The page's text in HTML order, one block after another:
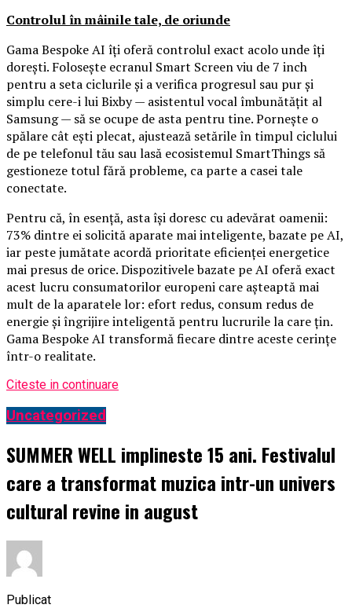
Controlul în mâinile tale, de oriunde
Gama Bespoke AI îți oferă controlul exact acolo unde îți
dorești. Folosește ecranul Smart Screen viu de 7 inch
pentru a seta ciclurile și a verifica progresul sau pur și
simplu cere-i lui Bixby — asistentul vocal îmbunătățit al
Samsung — să se ocupe de asta pentru tine. Pornește o
spălare cât ești plecat, ajustează setările în timpul ciclului
de pe telefonul tău sau lasă ecosistemul SmartThings să
gestioneze totul fără probleme, ca parte a casei tale
conectate.
Pentru că, în esență, asta își doresc cu adevărat oamenii:
73% dintre ei solicită aparate mai inteligente, bazate pe AI,
iar peste jumătate acordă prioritate eficienței energetice
mai presus de orice. Dispozitivele bazate pe AI oferă exact
acest lucru consumatorilor europeni care așteaptă mai
mult de la aparatele lor: efort redus, consum redus de
energie și îngrijire inteligentă pentru lucrurile la care țin.
Gama Bespoke AI transformă fiecare dintre aceste cerințe
într-o realitate.
Citeste in continuare
Uncategorized
SUMMER WELL implineste 15 ani. Festivalul
care a transformat muzica intr-un univers
cultural revine in august
Publicat